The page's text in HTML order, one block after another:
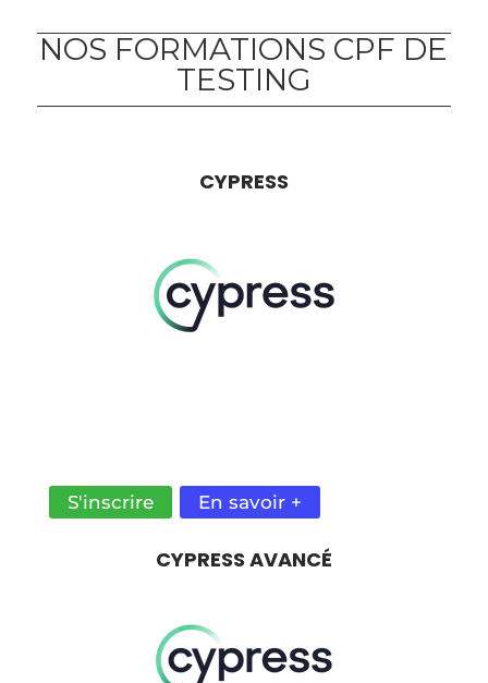
NOS FORMATIONS CPF DE
TESTING
CYPRESS
S'inscrire En savoir +
CYPRESS AVANCÉ